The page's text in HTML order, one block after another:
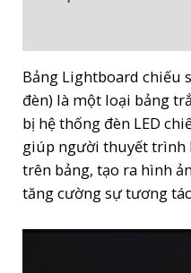
Bảng Lightboard chiếu
đèn) là một loại bảng
bị hệ thống đèn LED
giúp người thuyết trình
trên bảng, tạo ra hình
tăng cường sự tương